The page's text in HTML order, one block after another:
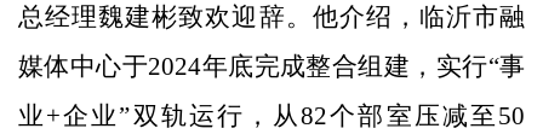
总经理魏建彬致欢迎辞。他介绍，临沂市融
媒体中心于2024年底完成整合组建，实行“事
业+企业”双轨运行，从82个部室压减至50